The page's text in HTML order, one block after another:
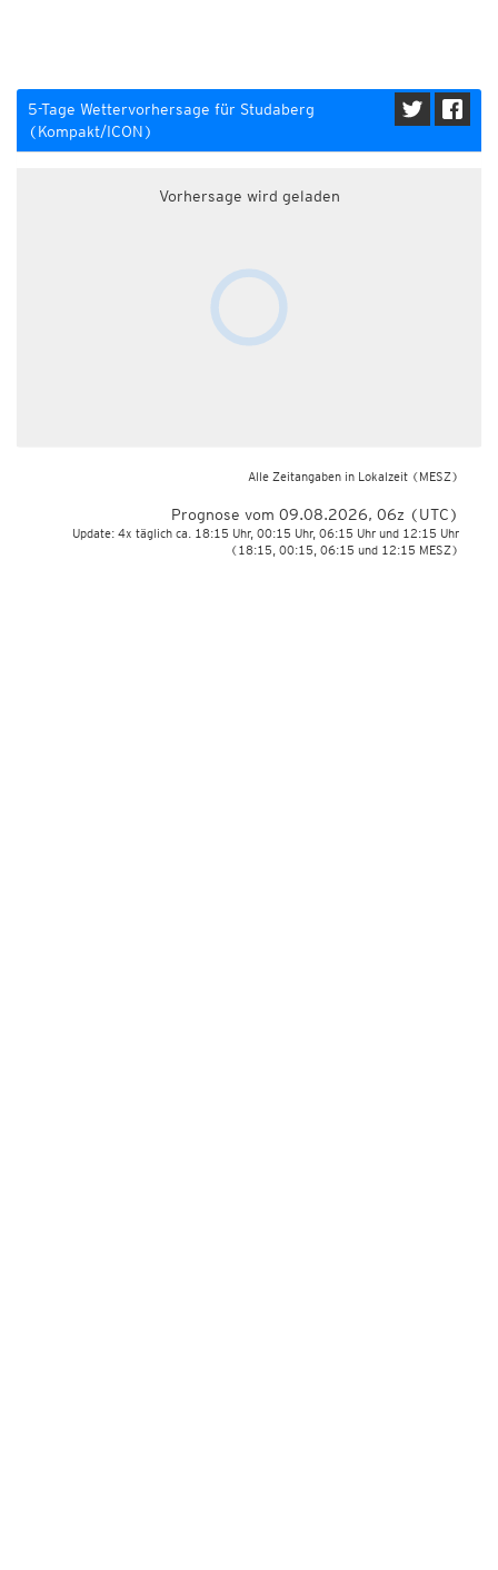
5-Tage Wettervorhersage für Studaberg
(Kompakt/ICON)
Vorhersage wird geladen
Alle Zeitangaben in Lokalzeit (MESZ)
Prognose vom 09.08.2026, 06z (UTC)
Update: 4x täglich ca. 18:15 Uhr, 00:15 Uhr, 06:15 Uhr und 12:15 Uhr
(18:15, 00:15, 06:15 und 12:15 MESZ)